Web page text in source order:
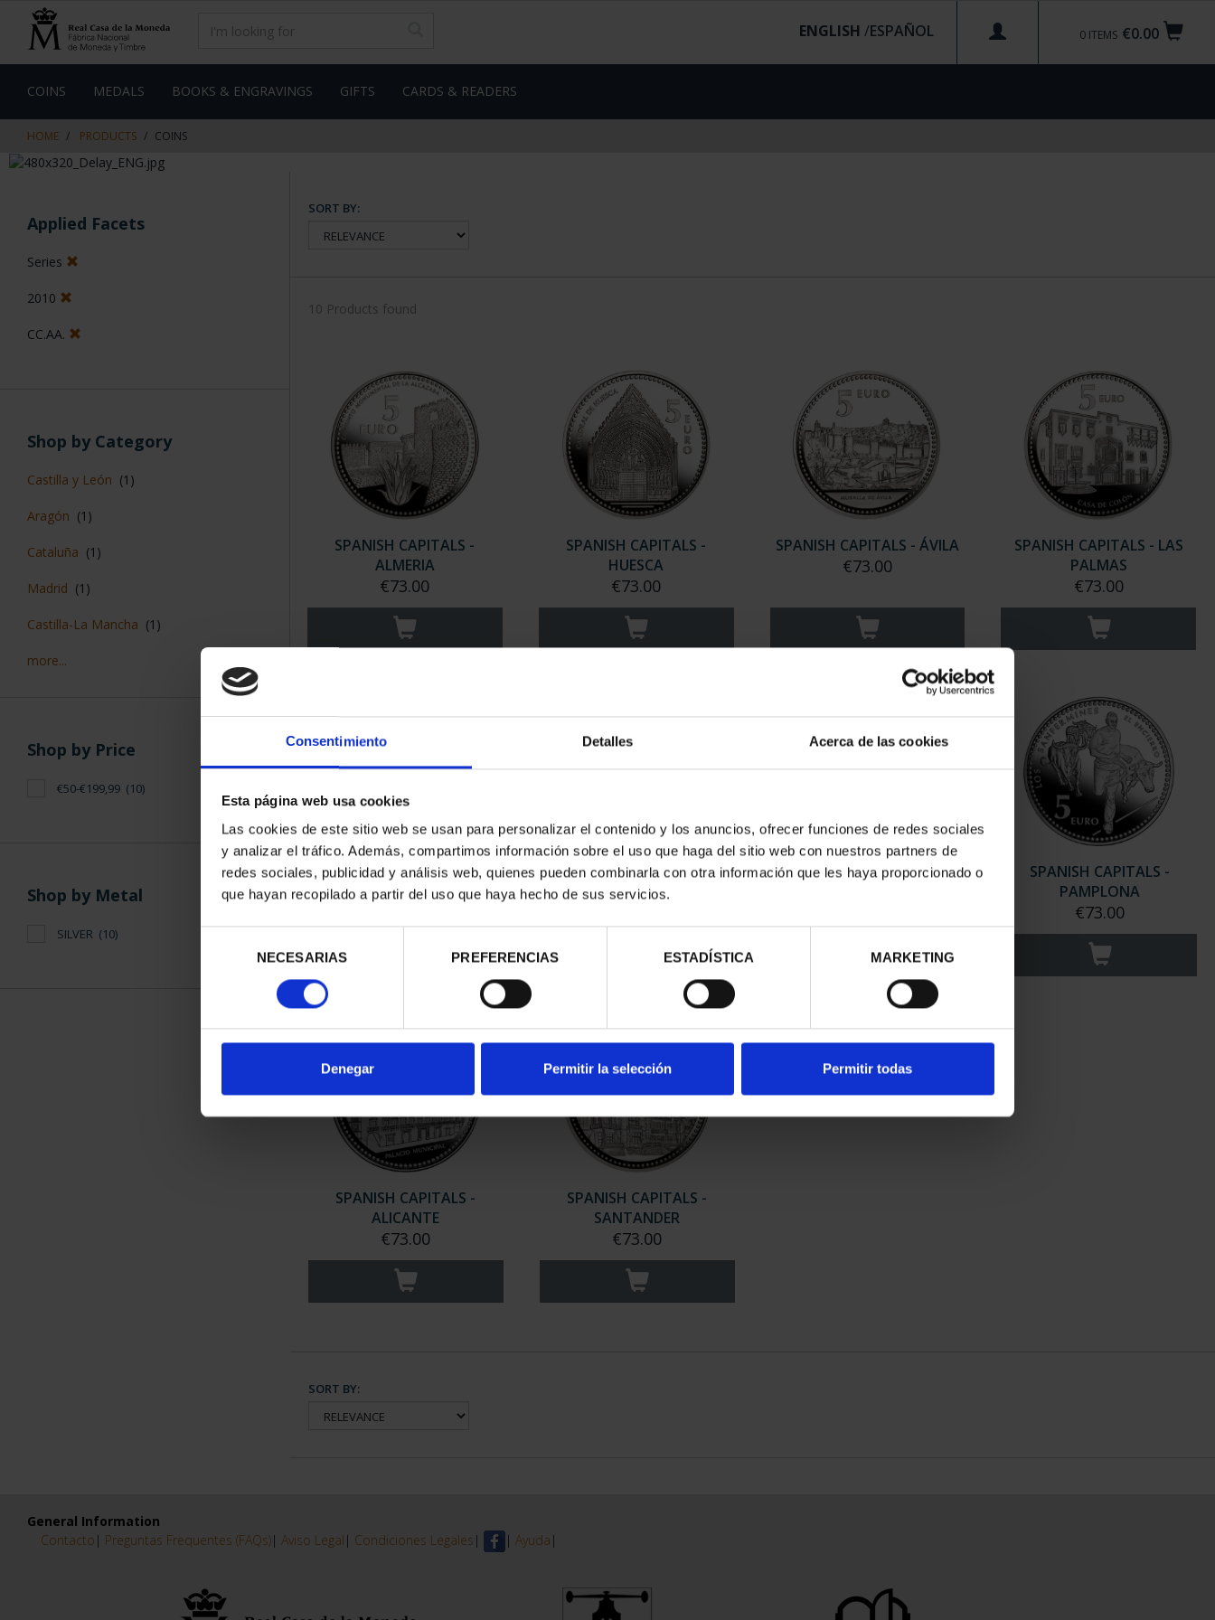
Consentimiento Detalles Acerca de las cookies
Esta página web usa cookies
Las cookies de este sitio web se usan para personalizar el contenido y los anuncios, ofrecer funciones de redes sociales
y analizar el tráfico. Además, compartimos información sobre el uso que haga del sitio web con nuestros partners de
redes sociales, publicidad y análisis web, quienes pueden combinarla con otra información que les haya proporcionado o
que hayan recopilado a partir del uso que haya hecho de sus servicios.
consentimiento
NECESARIAS PREFERENCIAS ESTADÍSTICA MARKETING
Denegar Permitir la selección Permitir todas
content
navigation
menu
€0.00
0 ITEMS
ENGLISH /
COINS MEDALS BOOKS & ENGRAVINGS GIFTS CARDS & READERS
HOME PRODUCTS COINS
Applied Facets
Series
2010
CC.AA.
Shop by Category
Castilla y León (1)
Aragón (1)
Cataluña (1)
Madrid (1)
Castilla-La Mancha (1)
more...
Shop by Price
€50-€199,99 (10)
Shop by Metal
SILVER (10)
SORT BY:
10 Products found
SPANISH CAPITALS -
ALMERIA
€73.00
SPANISH CAPITALS -
HUESCA
€73.00
SPANISH CAPITALS - ÁVILA
€73.00
SPANISH CAPITALS - LAS
PALMAS
€73.00
SPANISH CAPITALS -
BARCELONA
SPANISH CAPITALS -
ALBACETE
SPANISH CAPITALS - MARID
SPANISH CAPITALS -
PAMPLONA
€73.00
SPANISH CAPITALS -
ALICANTE
€73.00
SPANISH CAPITALS -
SANTANDER
€73.00
SORT BY:
General Information
Contacto | Preguntas Frequentes (FAQs)| Aviso Legal | Condiciones Legales | | Ayuda |